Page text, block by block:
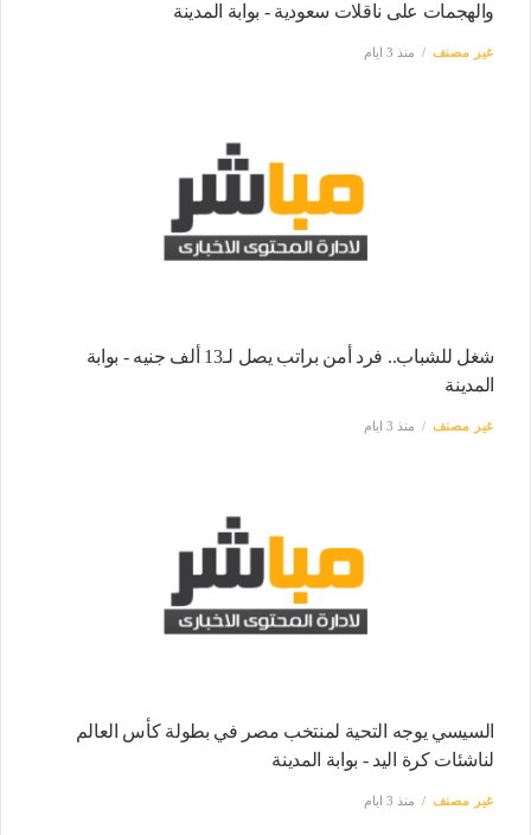
والهجمات على ناقلات سعودية - بوابة المدينة
غير مصنف منذ 3 ايام
شغل للشباب.. فرد أمن براتب يصل لـ13 ألف جنيه - بوابة
المدينة
غير مصنف منذ 3 ايام
السيسي يوجه التحية لمنتخب مصر في بطولة كأس العالم
لناشئات كرة اليد - بوابة المدينة
غير مصنف منذ 3 ايام